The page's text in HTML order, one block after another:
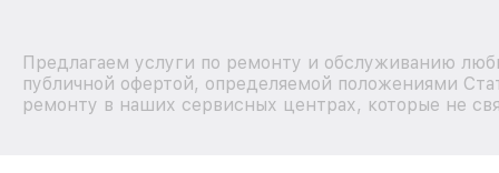
Предлагаем услуги по ремонту и обслуживанию
публичной офертой, определяемой положениями
ремонту в наших сервисных центрах, которые не